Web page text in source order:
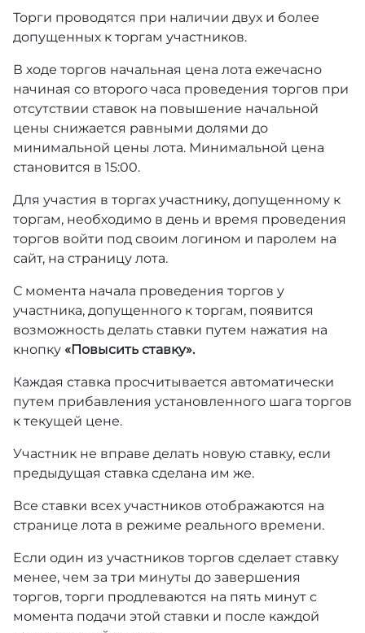
Торги проводятся при наличии двух и более
допущенных к торгам участников.
В ходе торгов начальная цена лота ежечасно
начиная со второго часа проведения торгов при
отсутствии ставок на повышение начальной
цены снижается равными долями до
минимальной цены лота. Минимальной цена
становится в 15:00.
Для участия в торгах участнику, допущенному к
торгам, необходимо в день и время проведения
торгов войти под своим логином и паролем на
сайт, на страницу лота.
С момента начала проведения торгов у
участника, допущенного к торгам, появится
возможность делать ставки путем нажатия на
кнопку «Повысить ставку».
Каждая ставка просчитывается автоматически
путем прибавления установленного шага торгов
к текущей цене.
Участник не вправе делать новую ставку, если
предыдущая ставка сделана им же.
Все ставки всех участников отображаются на
странице лота в режиме реального времени.
Если один из участников торгов сделает ставку
менее, чем за три минуты до завершения
торгов, торги продлеваются на пять минут с
момента подачи этой ставки и после каждой